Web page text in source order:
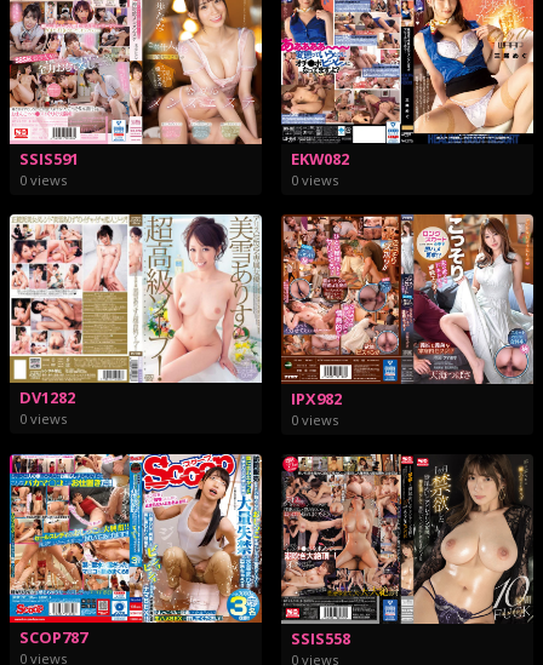
SSIS591
0 views
EKW082
0 views
DV1282
0 views
IPX982
0 views
SCOP787
0 views
SSIS558
0 views